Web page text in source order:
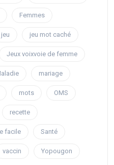
Femmes
jeu jeu mot caché
Jeux voixvoie de femme
mariage
mots OMS
recette
facile Santé
vaccin Yopougon